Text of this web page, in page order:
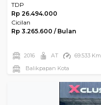
TDP
Rp 26.494.000
Cicilan
Rp 3.265.600 / Bulan
2016 AT
69.533 Km
Balikpapan Kota